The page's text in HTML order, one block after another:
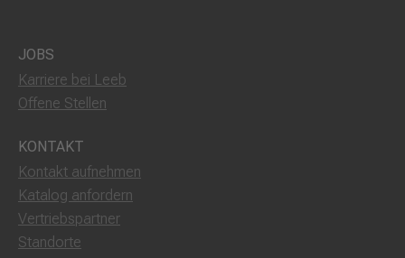
JOBS
Karriere bei Leeb
Offene Stellen
KONTAKT
Kontakt aufnehmen
Katalog anfordern
Vertriebspartner
Standorte